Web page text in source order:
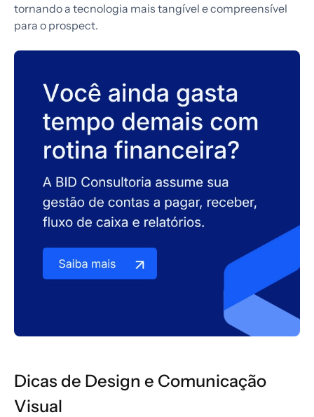
tornando a tecnologia mais tangível e compreensível
para o prospect.
Dicas de Design e Comunicação
Visual